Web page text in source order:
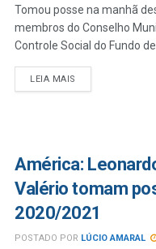
Tomou posse na manhã
membros do Conselho
Controle Social do Fundo de
LEIA MAIS
América:
Valério tomam
2020/2021
POSTADO POR LÚCIO AMARAL